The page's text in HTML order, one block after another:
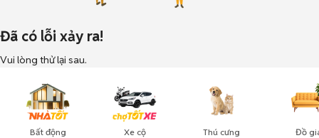
Đã có lỗi xảy ra!
Vui lòng thử lại sau.
Bất động
Xe cộ Thú cưng
Đồ